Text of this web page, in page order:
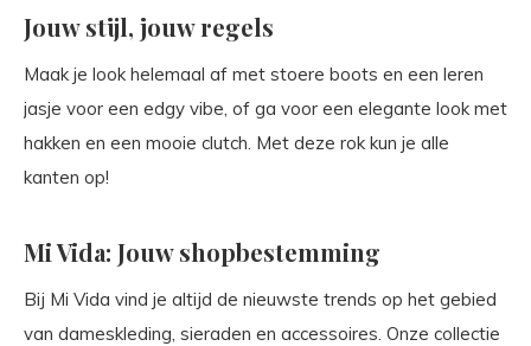
Jouw stijl, jouw regels
Maak je look helemaal af met stoere boots en een leren
jasje voor een edgy vibe, of ga voor een elegante look met
hakken en een mooie clutch. Met deze rok kun je alle
kanten op!
Mi Vida: Jouw shopbestemming
Bij Mi Vida vind je altijd de nieuwste trends op het gebied
van dameskleding, sieraden en accessoires. Onze collectie